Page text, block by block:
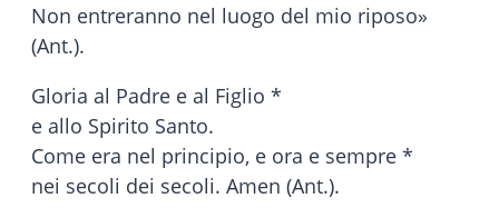
Non entreranno nel luogo del mio riposo»
(Ant.).
Gloria al Padre e al Figlio *
e allo Spirito Santo.
Come era nel principio, e ora e sempre *
nei secoli dei secoli. Amen (Ant.).